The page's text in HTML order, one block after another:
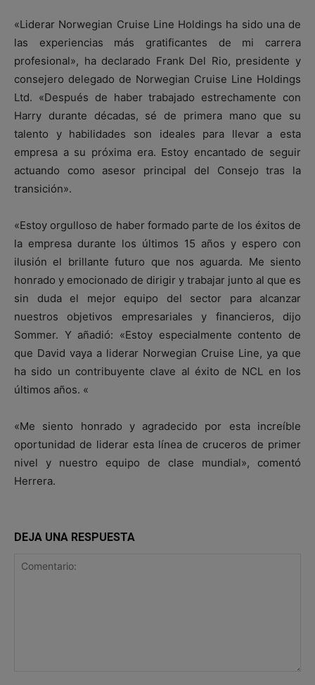
«Liderar Norwegian Cruise Line Holdings ha sido una de
las experiencias más gratificantes de mi carrera
profesional», ha declarado Frank Del Rio, presidente y
consejero delegado de Norwegian Cruise Line Holdings
Ltd. «Después de haber trabajado estrechamente con
Harry durante décadas, sé de primera mano que su
talento y habilidades son ideales para llevar a esta
empresa a su próxima era. Estoy encantado de seguir
actuando como asesor principal del Consejo tras la
transición».
«Estoy orgulloso de haber formado parte de los éxitos de
la empresa durante los últimos 15 años y espero con
ilusión el brillante futuro que nos aguarda. Me siento
honrado y emocionado de dirigir y trabajar junto al que es
sin duda el mejor equipo del sector para alcanzar
nuestros objetivos empresariales y financieros, dijo
Sommer. Y añadió: «Estoy especialmente contento de
que David vaya a liderar Norwegian Cruise Line, ya que
ha sido un contribuyente clave al éxito de NCL en los
últimos años. «
«Me siento honrado y agradecido por esta increíble
oportunidad de liderar esta línea de cruceros de primer
nivel y nuestro equipo de clase mundial», comentó
Herrera.
DEJA UNA RESPUESTA